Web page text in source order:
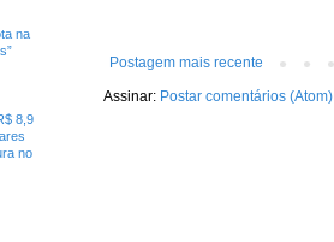
Postagem mais recente
Assinar: Postar comentários (Atom)
na
8,9
no